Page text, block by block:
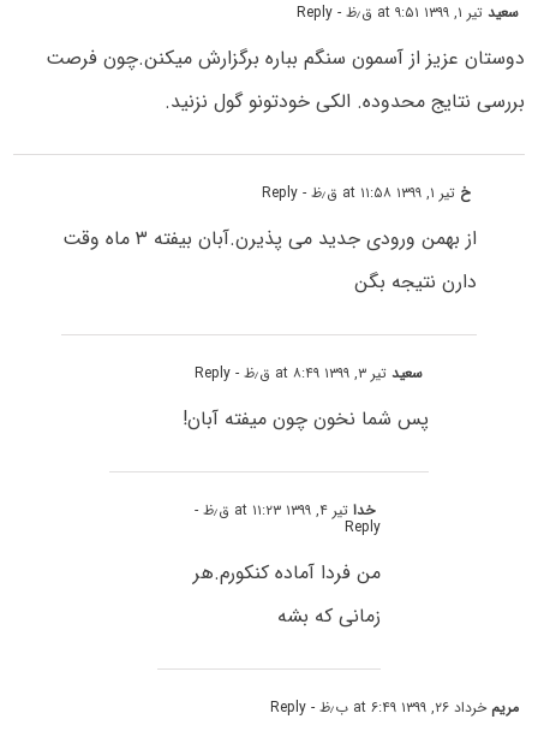
سعیدتیر ۱, ۱۳۹۹ at ۹:۵۱ ق٫ظ - Reply
دوستان عزیز از آسمون سنگم بباره برگزارش میکنن.چون فرصت
بررسی نتایج محدوده. الکی خودتونو گول نزنید.
خ تیر ۱, ۱۳۹۹ at ۱۱:۵۸ ق٫ظ - Reply
از بهمن ورودی جدید می پذیرن.آبان بیفته ۳ ماه وقت
دارن نتیجه بگن
سعیدتیر ۳, ۱۳۹۹ at ۸:۴۹ ق٫ظ - Reply
پس شما نخون چون میفته آبان!
خداتیر ۴, ۱۳۹۹ at ۱۱:۲۳ ق٫ظ -
Reply
من فردا آماده کنکورم.هر
زمانی که بشه
مریم خرداد ۲۶, ۱۳۹۹ at ۶:۴۹ ب٫ظ - Reply